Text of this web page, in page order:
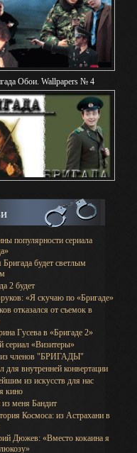
Обои. Wallpapers № 4
популярности сериала
будет светлым
2 будет
«Я скучаю по «Бригаде»
отказался от съемок в
Гусева в «Бригаде 2»
сериал «Визитеры»
членов "БРИГАДЫ"
для внутренней конвертации
из искусств для нас
кино
из меня Бандит
Космоса: из Астрахани в
Дюжев: «Вместо кокаина я